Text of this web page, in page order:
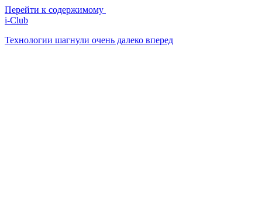
Перейти к содержимому
i-Club
Технологии шагнули очень далеко вперед